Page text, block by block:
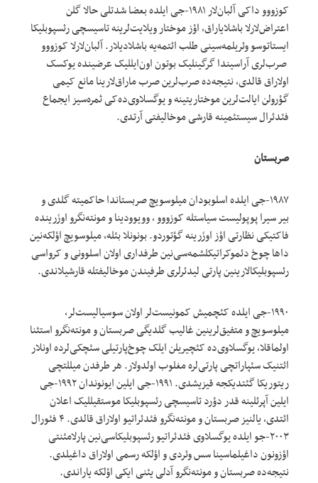
کوزووو داکی آلبان‌لار ۱۹۸۱-جی ایلده بعضا شدتلی حالا گلن
اعتراض‌لارلا باشلایاراق، اؤز موختار ویلایت‌لرینه تاسیسچی رئسپوبلیکا
ایستاتوسو وئریلمه‌سینی طلب ائتمه‌یه باشلادیلار. آلبان‌لارلا کوزووو
صرب‌لری آراسیندا گرگینلیک بوتون اون‌ایللیک عرضینده یوکسک
اولاراق قالدی، نتیجه‌ده صرب‌لرین صرب ماراق‌لارینا مانع کیمی
گؤرولن ایالت‌لرین موختاریتینه و یوگسلاوی‌ده‌کی ثمره‌سیز ایجماع
فئدئرال سیستئمینه قارشی موخالیفتی آرتدی.
صربستان
۱۹۸۷-جی ایلده اسلوبودان میلوسویچ صربستاندا حاکمیته گلدی و
بیر سیرا پوپولیست سیاستله کوزووو ، وویوودینا و مونته‌نگرو اوزَرینده
فاکتیکی نظارتی اؤز اوزَرینه گؤتوردو. بونونلا بئله، میلوسویچ اؤلکه‌نین
داها چوخ دئموکراتیکلشمه‌سی‌نین طرفداری اولان اسلوونی و کرواسی
رئسپوبلیکالارینین پارتی لیدئرلری طرفیندن موخالیفتله قارشیلاندی.
۱۹۹۰-جی ایلده کئچمیش کمونیست‌لر اولان سوسیالیست‌لر،
میلوسویچ و متفیق‌لرینین غالیب گلدیگی صربستان و مونته‌نگرو استثنا
اولماقلا، یوگسلاوی‌ده کئچیریلن ایلک چوخ‌پارتیلی سئچکی‌لرده اونلار
ائتنیک سئپاراتچی پارتی‌لره مغلوب اولدولار. هر طرفدن میللتچی
ریتوریکا گئتدیکجه قیزیشدی. ۱۹۹۱-جی ایلین ایونوندان ۱۹۹۲-جی
ایلین آپرئلینه قدر دؤرد تاسیسچی رئسپوبلیکا موستقیللیک اعلان
ائتدی، یالنیز صربستان و مونته‌نگرو فئدئراتیو اولاراق قالدی. ۴ فئورال
۲۰۰۳-جو ایلده یوگسلاوی فئدئراتیو رئسپوبلیکاسی‌نین پارلامئنتی
اؤزونون داغیلماسینا سس وئردی و اؤلکه رسمی اولاراق داغیلدی.
نتیجه‌ده صربستان و مونته‌نگرو آدلی یئنی ایکی اؤلکه یاراندی.